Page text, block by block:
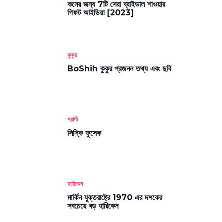
কনের জন্য 7টি সেরা ব্রাইডাল শাওয়ার
গিফট আইডিয়া [2023]
কুকুর
BoShih কুকুর প্রজনন তথ্য এবং ছবি
প্রাণী
সিস্কি ফুসেক
হারিকেন
মার্কিন যুক্তরাষ্ট্রে 1970 এর দশকের
সবচেয়ে বড় হারিকেন